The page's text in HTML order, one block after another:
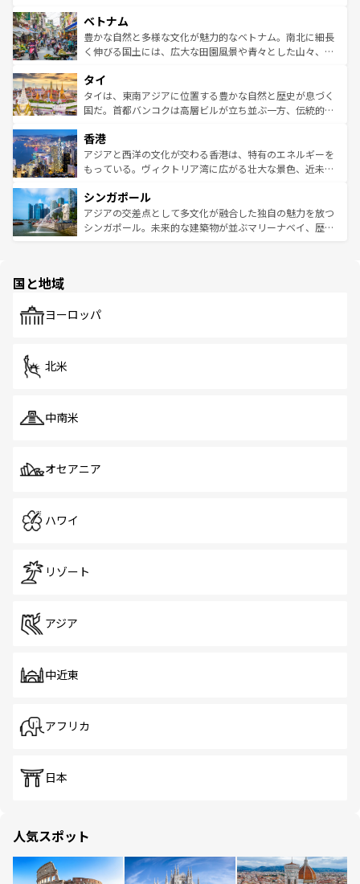
参照してほしい。
容にもいいと評判のスイーツなど、バラエティ豊かな料理
が味わえる。 なお、新着の台湾情報は コンテンツ一覧を参
照してほしい。
き、地方に足を延ばせば四季折々の自然美を楽しむことが
できる。そして、キムチや焼肉、絶品のストリートフード
まで、さまざまな韓国料理が待っている。夜には、韓国な
リティに包まれながら、韓国の多彩な魅力を心ゆくまで味
わってみてほしい。 なお、新着の韓国情報はコンテンツ一
覧を参照してほしい。
ベトナム
豊かな自然と多様な文化が魅力的なベトナム。南北に細長
く伸びる国土には、広大な田園風景や青々とした山々、世
急速な発展と共に伝統が息づく。ハノイの古い町並みやホ
ーチミン市のフランス統治時代の建物も、独特の雰囲気を
醸し出している。また、バラエティの豊かさとおいしさで
とつ。フォーやバインミー、ベトナムコーヒーなどは、ぜ
ひ現地で味わいたい。どの地域を訪れてもあたたかい人々
が旅行者を迎えてくれるので、きっと忘れられない旅にな
参照してほしい。
タイ
タイは、東南アジアに位置する豊かな自然と歴史が息づく
国だ。首都バンコクは高層ビルが立ち並ぶ一方、伝統的な
の活気が交差している。北部ではチェンマイなどの山岳地
帯で自然と触れ合い、南部ではプーケットやクラビの美し
いビーチでリゾート気分を楽しむことができる。タイ料理
激する。気候は一年中温暖で、どの季節にも異なる楽しみ
が待っている。親しみやすいタイの人々、仏教を中心とし
た文化、そして多様な観光資源が、訪れる旅人を魅了し続
香港
アジアと西洋の文化が交わる香港は、特有のエネルギーを
もっている。ヴィクトリア湾に広がる壮大な景色、近未来
み、どこを訪れても感動するはず。観光スポットが密集し
ており、効率よく見どころを回れるのも魅力。息をのむよ
うな絶景から文化的な体験まで、香港を存分に楽しみ尽く
シンガポール
アジアの交差点として多文化が融合した独自の魅力を放つ
シンガポール。未来的な建築物が並ぶマリーナベイ、歴史
で、ホーカーズは地元の風情を楽しめる外せないスポット
国と地域
ヨーロッパ
北米
中南米
オセアニア
ハワイ
リゾート
アジア
中近東
アフリカ
日本
人気スポット